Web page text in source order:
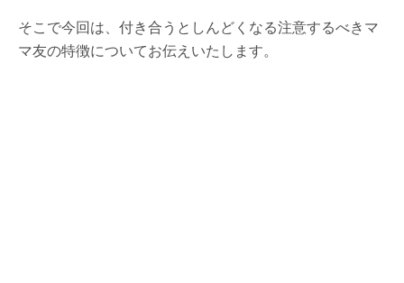
そこで今回は、付き合うとしんどくなる注意するべきマ
マ友の特徴についてお伝えいたします。